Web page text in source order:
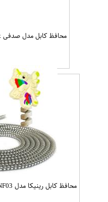
محافظ کابل مدل صدفی cheronix مجموعه چهار عددی
محافظ کابل رینیکا مدل Cute Unicorn NF03 مجموعه 3 عددی